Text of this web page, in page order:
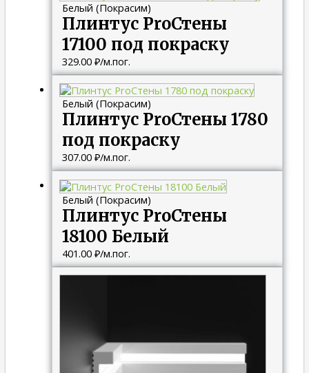
Белый (Покрасим)
Плинтус ProСтены
17100 под покраску
329.00 ₽/м.пог.
Белый (Покрасим)
Плинтус ProСтены 1780
под покраску
307.00 ₽/м.пог.
Белый (Покрасим)
Плинтус ProСтены
18100 Белый
401.00 ₽/м.пог.